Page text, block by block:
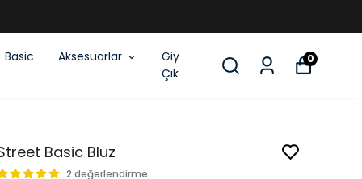
Basic Aksesuarlar
Giy
Çık
0
Basic Bluz
2 değerlendirme